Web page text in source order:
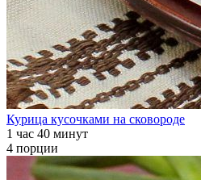
Курица кусочками на сковороде
1 час 40 минут
4 порции